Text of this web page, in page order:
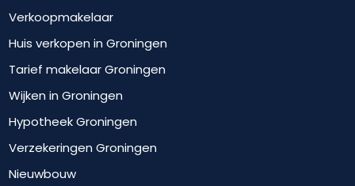
Verkoopmakelaar
Huis verkopen in Groningen
Tarief makelaar Groningen
Wijken in Groningen
Hypotheek Groningen
Verzekeringen Groningen
Nieuwbouw